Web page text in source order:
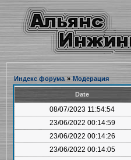
Индекс форума » Модерация
Date
08/07/2023 11:54:54
23/06/2022 00:14:59
23/06/2022 00:14:26
23/06/2022 00:14:05